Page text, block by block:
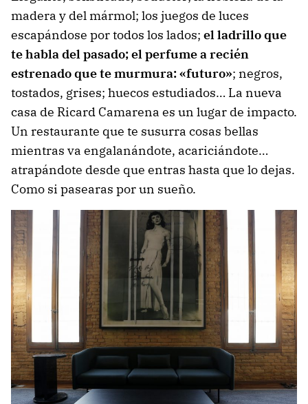
madera y del mármol; los juegos de luces
escapándose por todos los lados; el ladrillo que
te habla del pasado; el perfume a recién
estrenado que te murmura: «futuro»; negros,
tostados, grises; huecos estudiados… La nueva
casa de Ricard Camarena es un lugar de impacto.
Un restaurante que te susurra cosas bellas
mientras va engalanándote, acariciándote…
atrapándote desde que entras hasta que lo dejas.
Como si pasearas por un sueño.